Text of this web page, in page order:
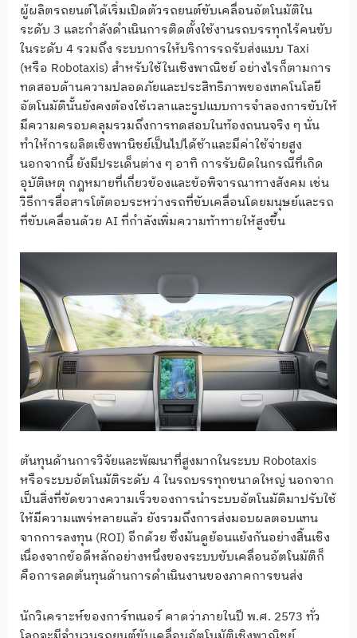
ผู้ผลิตรถยนต์ได้เริ่มเปิดตัวรถยนต์ขับเคลื่อนอัตโนมัติใน
ระดับ 3 และกำลังดำเนินการติดตั้งใช้งานรถบรรทุกไร้คนขับ
ในระดับ 4 รวมถึง ระบบการให้บริการรถรับส่งแบบ Taxi
(หรือ Robotaxis) สำหรับใช้ในเชิงพาณิชย์ อย่างไรก็ตามการ
ทดสอบด้านความปลอดภัยและประสิทธิภาพของเทคโนโลยี
อัตโนมัตินั้นยังคงต้องใช้เวลาและรูปแบบการจำลองการขับให้
มีความครอบคลุมรวมถึงการทดสอบในท้องถนนจริง ๆ นั่น
ทำให้การผลิตเชิงพานิชย์เป็นไปได้ช้าและมีค่าใช้จ่ายสูง
นอกจากนี้ ยังมีประเด็นต่าง ๆ อาทิ การรับผิดในกรณีที่เกิด
อุบัติเหตุ กฎหมายที่เกี่ยวข้องและข้อพิจารณาทางสังคม เช่น
วิธีการสื่อสารโต้ตอบระหว่างรถที่ขับเคลื่อนโดยมนุษย์และรถ
ที่ขับเคลื่อนด้วย AI ที่กำลังเพิ่มความท้าทายให้สูงขึ้น
ต้นทุนด้านการวิจัยและพัฒนาที่สูงมากในระบบ Robotaxis
หรือระบบอัตโนมัติระดับ 4 ในรถบรรทุกขนาดใหญ่ นอกจาก
เป็นสิ่งที่ขัดขวางความเร็วของการนำระบบอัตโนมัติมาปรับใช้
ให้มีความแพร่หลายแล้ว ยังรวมถึงการส่งมอบผลตอบแทน
จากการลงทุน (ROI) อีกด้วย ซึ่งมันดูย้อนแย้งกันอย่างสิ้นเชิง
เนื่องจากข้อดีหลักอย่างหนึ่งของระบบขับเคลื่อนอัตโนมัติก็
คือการลดต้นทุนด้านการดำเนินงานของภาคการขนส่ง
นักวิเคราะห์ของการ์ทเนอร์ คาดว่าภายในปี พ.ศ. 2573 ทั่ว